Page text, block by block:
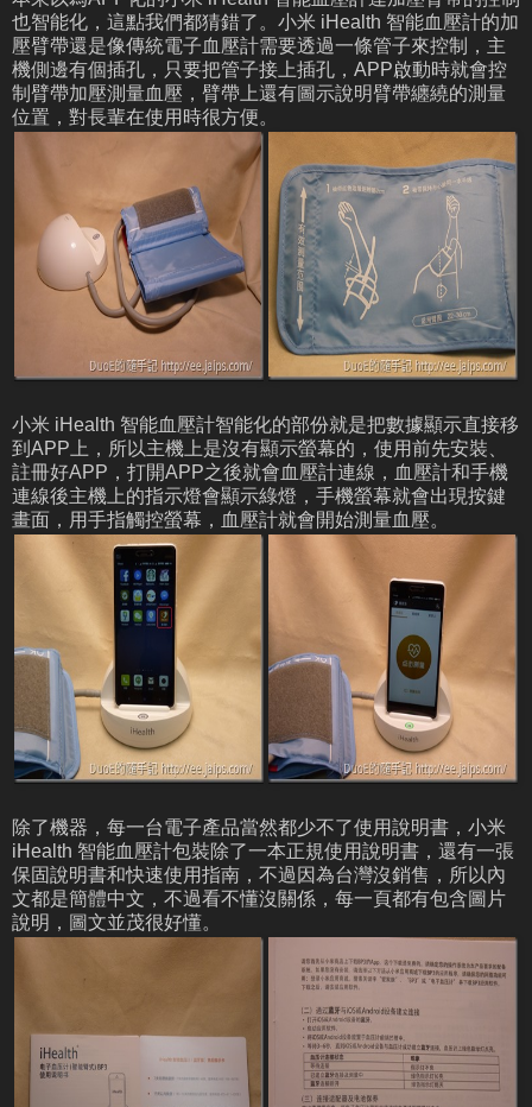
也智能化，這點我們都猜錯了。小米 iHealth 智能血壓計的加
壓臂帶還是像傳統電子血壓計需要透過一條管子來控制，主
機側邊有個插孔，只要把管子接上插孔，APP啟動時就會控
制臂帶加壓測量血壓，臂帶上還有圖示說明臂帶纏繞的測量
位置，對長輩在使用時很方便。
小米 iHealth 智能血壓計智能化的部份就是把數據顯示直接移
到APP上，所以主機上是沒有顯示螢幕的，使用前先安裝、
註冊好APP，打開APP之後就會血壓計連線，血壓計和手機
連線後主機上的指示燈會顯示綠燈，手機螢幕就會出現按鍵
畫面，用手指觸控螢幕，血壓計就會開始測量血壓。
除了機器，每一台電子產品當然都少不了使用說明書，小米
iHealth 智能血壓計包裝除了一本正規使用說明書，還有一張
保固說明書和快速使用指南，不過因為台灣沒銷售，所以內
文都是簡體中文，不過看不懂沒關係，每一頁都有包含圖片
說明，圖文並茂很好懂。